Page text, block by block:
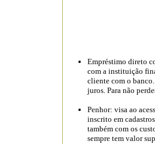
Empréstimo direto
com a instituição
cliente com o banco.
juros. Para não
Penhor: visa ao
inscrito em
também com os
sempre tem valor